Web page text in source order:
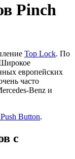
Pinch
Top Lock. По
европейских
часто
Benz и
Button.
с